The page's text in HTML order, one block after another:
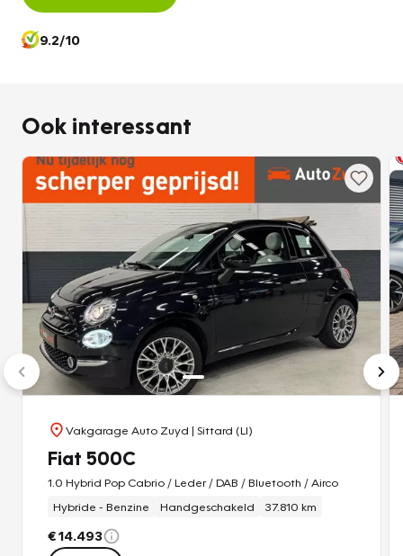
9.2/10
Ook interessant
Vakgarage Auto Zuyd | Sittard (LI)
Fiat 500C
1.0 Hybrid Pop Cabrio / Leder / DAB / Bluetooth / Airco
Hybride - Benzine
Handgeschakeld 37.810 km
€ 14.493